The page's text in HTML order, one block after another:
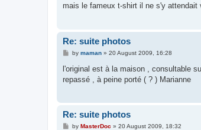
mais le fameux t-shirt il ne s'y
Re: suite photos
P
s
t
by maman» 20 August 2009, 16:28
l'original est à la maison , consultable
repassé , à peine porté ( ? ) Marianne
Re: suite photos
Pby MasterDoc » 20 August 2009, 18:32